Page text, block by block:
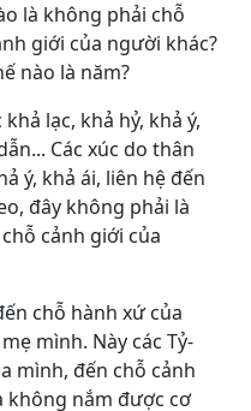
là không phải chỗ
giới của người khác?
nào là năm?
lạc, khả hỷ, khả ý,
Các xúc do thân
ý, khả ái, liên hệ đến
đây không phải là
cảnh giới của
chỗ hành xứ của
mình. Này các Tỷ-
mình, đến chỗ cảnh
không nắm được cơ